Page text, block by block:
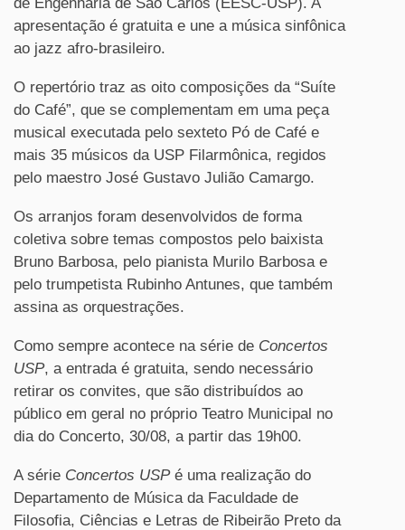
apresentação é gratuita e une a música sinfônica
ao jazz afro-brasileiro.
O repertório traz as oito composições da “Suíte
do Café”, que se complementam em uma peça
musical executada pelo sexteto Pó de Café e
mais 35 músicos da USP Filarmônica, regidos
pelo maestro José Gustavo Julião Camargo.
Os arranjos foram desenvolvidos de forma
coletiva sobre temas compostos pelo baixista
Bruno Barbosa, pelo pianista Murilo Barbosa e
pelo trumpetista Rubinho Antunes, que também
assina as orquestrações.
Como sempre acontece na série de Concertos
USP, a entrada é gratuita, sendo necessário
retirar os convites, que são distribuídos ao
público em geral no próprio Teatro Municipal no
dia do Concerto, 30/08, a partir das 19h00.
A série Concertos USPé uma realização do
Departamento de Música da Faculdade de
Filosofia, Ciências e Letras de Ribeirão Preto da